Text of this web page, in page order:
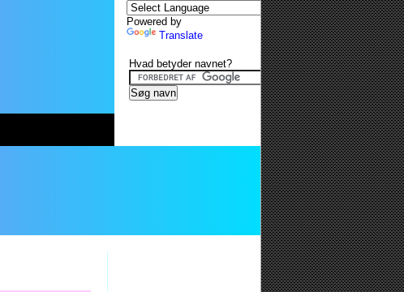
Powered by
Translate
Hvad betyder navnet?